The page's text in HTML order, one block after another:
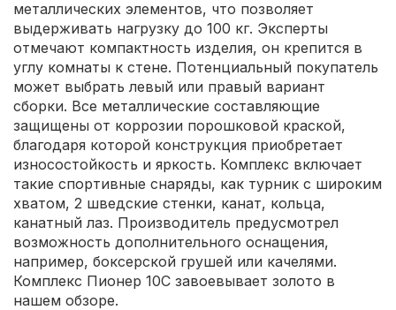
металлических элементов, что позволяет
выдерживать нагрузку до 100 кг. Эксперты
отмечают компактность изделия, он крепится в
углу комнаты к стене. Потенциальный покупатель
может выбрать левый или правый вариант
сборки. Все металлические составляющие
защищены от коррозии порошковой краской,
благодаря которой конструкция приобретает
износостойкость и яркость. Комплекс включает
такие спортивные снаряды, как турник с широким
хватом, 2 шведские стенки, канат, кольца,
канатный лаз. Производитель предусмотрел
возможность дополнительного оснащения,
например, боксерской грушей или качелями.
Комплекс Пионер 10С завоевывает золото в
нашем обзоре.